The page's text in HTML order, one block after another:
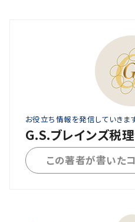
お役立ち情報を発信していきま
G.S.ブレインズ税
この著者が書いた